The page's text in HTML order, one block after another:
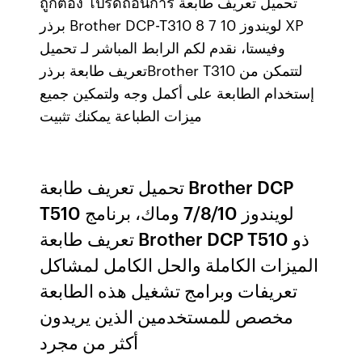
برذر Brother DCP-T310 لويندوز 10 7 8 XP
وفيستا، نقدم لكم الرابط المباشر لـ تحميل
تعريف طابعة برذرBrother T310 لتتمكن من
إستخدام الطابعة على أكمل وجه ولتمكين جميع
ميزات الطباعة يمكنك تثبيت
تحميل تعريف طابعة Brother DCP
T510 لويندوز 7/8/10 وماك، برنامج
تعريف طابعة Brother DCP T510 ذو
الميزات الكاملة والحل الكامل لمشاكل
تعريفات وبرامج تشغيل هذه الطابعة
مخصص للمستخدمين الذين يريدون
أكثر من مجرد